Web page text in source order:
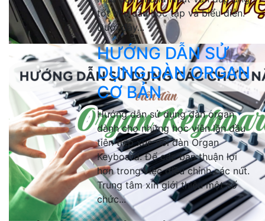
tốt nhu cầu học tập và biểu diễn.
Dưới đây...
HƯỚNG DẪN SỬ
DỤNG ĐÀN ORGAN
CƠ BẢN
Hướng dẫn sử dụng đàn organ
dành cho những học viên lần đầu
tiên tiếp xúc với đàn Organ
Keyboard. Để các bạn thuận lợi
hơn trong việc điều chỉnh các nút.
Trung tâm xin giới thiệu một số
chức...